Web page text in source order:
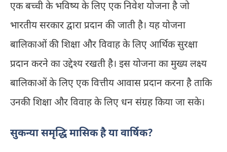
एक बच्ची के भविष्य के लिए एक निवेश योजना है जो
भारतीय सरकार द्वारा प्रदान की जाती है। यह योजना
बालिकाओं की शिक्षा और विवाह के लिए आर्थिक सुरक्षा
प्रदान करने का उद्देश्य रखती है। इस योजना का मुख्य लक्ष्य
बालिकाओं के लिए एक वित्तीय आवास प्रदान करना है ताकि
उनकी शिक्षा और विवाह के लिए धन संग्रह किया जा सके।
सुकन्या समृद्धि मासिक है या वार्षिक?